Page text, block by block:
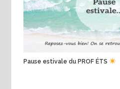
Pause estivale du PROF ÉTS